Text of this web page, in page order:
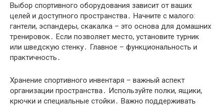
Выбор спортивного оборудования зависит от ваших
целей и доступного пространства․ Начните с малого:
гантели, эспандеры, скакалка – это основа для домашних
тренировок․ Если позволяет место, установите турник
или шведскую стенку․ Главное – функциональность и
практичность․
Хранение спортивного инвентаря – важный аспект
организации пространства․ Используйте полки, ящики,
крючки и специальные стойки․ Важно поддерживать